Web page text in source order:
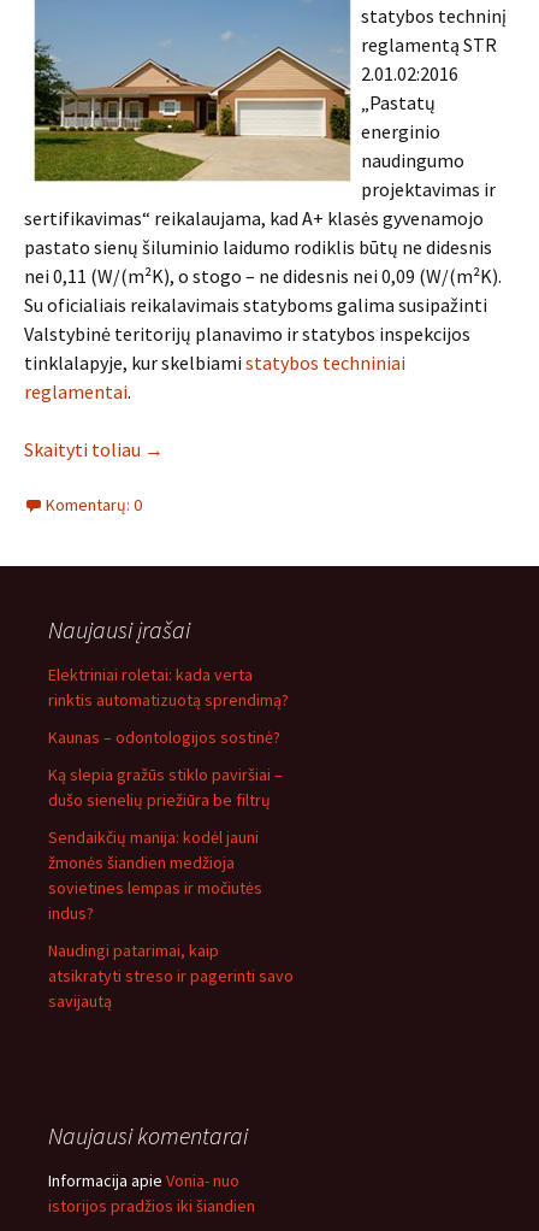
statybos techninį
reglamentą STR
2.01.02:2016
„Pastatų
energinio
naudingumo
projektavimas ir
sertifikavimas“ reikalaujama, kad A+ klasės gyvenamojo
pastato sienų šiluminio laidumo rodiklis būtų ne didesnis
nei 0,11 (W/(m²K), o stogo – ne didesnis nei 0,09 (W/(m²K).
Su oficialiais reikalavimais statyboms galima susipažinti
Valstybinė teritorijų planavimo ir statybos inspekcijos
tinklalapyje, kur skelbiami statybos techniniai
reglamentai.
Skaityti toliau →
Komentarų: 0
Naujausi įrašai
Elektriniai roletai: kada verta
rinktis automatizuotą sprendimą?
Kaunas – odontologijos sostinė?
Ką slepia gražūs stiklo paviršiai –
dušo sienelių priežiūra be filtrų
Sendaikčių manija: kodėl jauni
žmonės šiandien medžioja
sovietines lempas ir močiutės
indus?
Naudingi patarimai, kaip
atsikratyti streso ir pagerinti savo
savijautą
Naujausi komentarai
Informacija apie Vonia- nuo
istorijos pradžios iki šiandien